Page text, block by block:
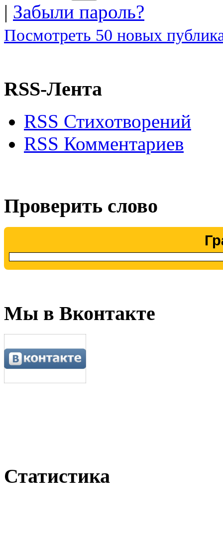
| Забыли пароль?
Посмотреть 50 новых
RSS-Лента
RSS Стихотворений
RSS Комментариев
Проверить слово
Мы в Вконтакте
Статистика